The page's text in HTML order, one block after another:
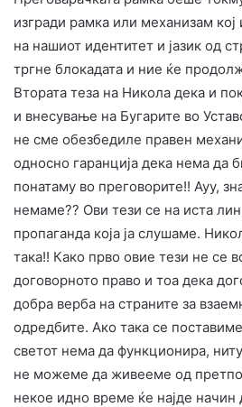
изгради рамка или механизам
на нашиот идентитет и јазик од
тргне блокадата и ние ќе
Втората теза на Никола дека и
и внесување на Бугарите во
не сме обезбедиле правен
односно гаранција дека нема да
понатаму во преговорите!! Ауу,
немаме?? Ови тези се на иста
пропаганда која ја слушаме.
така!! Како прво овие тези не се
договорното право и тоа дека
добра верба на страните за
одредбите. Ако така се
светот нема да функционира,
не можеме да живееме од
некое идно време ќе најде начин